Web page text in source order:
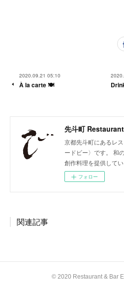
2020.09.21 05:10
À la carte 🍽
先斗町
京都先斗町にあるレ
ードビー〉です。 和
創作料理を提供してい
フォロー
関連記事
© 2020 Restaurant & Bar